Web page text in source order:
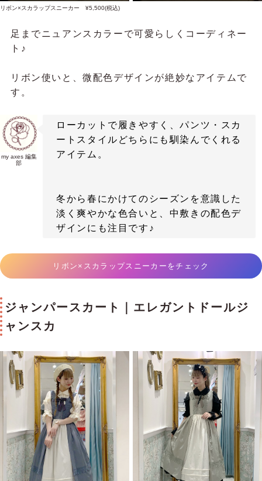
リボン×スカラップスニーカー ¥5,500(税込)
足までニュアンスカラーで可愛らしくコーディネー
ト♪
リボン使いと、微配色デザインが絶妙なアイテムで
す。
my axes 編集
部
ローカットで履きやすく、パンツ・スカ
ートスタイルどちらにも馴染んでくれる
アイテム。
冬から春にかけてのシーズンを意識した
淡く爽やかな色合いと、中敷きの配色デ
ザインにも注目です♪
リボン×スカラップスニーカーをチェック
ジャンパースカート｜エレガントドールジ
ャンスカ